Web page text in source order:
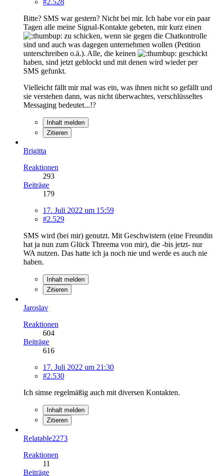
Bitte? SMS war gestern? Nicht bei mir. Ich habe vor ein paar
Tagen alle meine Signal-Kontakte gebeten, mir kurz einen
zu schicken, wenn sie gegen die Chatkontrolle
sind und auch was dagegen unternehmen wollen (Petition
unterschreiben o.ä.). Alle, die keinen
geschickt
haben, sind jetzt geblockt und mit denen wird wieder per
SMS gefunkt.
Vielleicht fällt mir mal was ein, was ihnen nicht so gefällt und
sie verstehen dann, was nicht überwachtes, verschlüsseltes
Messaging bedeutet...!?
Inhalt melden
Zitieren
Brigitta
Reaktionen
293
Beiträge
179
17. Juli 2022 um 15:59
#2.529
SMS wird (bei mir) genutzt. Mit Geschwistern (eine Freundin
hat ja nun zum Glück Threema von mir), die -bis jetzt- nur
WA nutzen. Das hatte ich ja noch nie und werde es auch nie
haben.
Inhalt melden
Zitieren
Jaroslav
Reaktionen
604
Beiträge
616
17. Juli 2022 um 21:30
#2.530
Ich simse regelmäßig auch mit diversen Kontakten.
Inhalt melden
Zitieren
Relatable2273
Reaktionen
11
Beiträge